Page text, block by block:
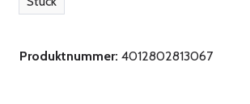
Produktnummer: 4012802813067